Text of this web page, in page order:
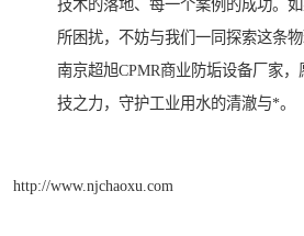
技术的落地、每一个案例的成功。
所困扰，不妨与我们一同探索这条物
南京超旭CPMR商业防垢设备厂家
技之力，守护工业用水的清澈与*。
http://www.njchaoxu.com